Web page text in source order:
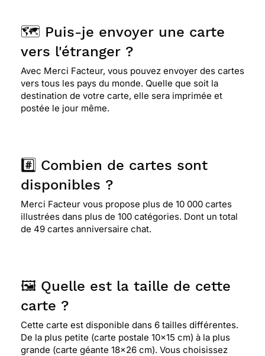
🗺️ Puis-je envoyer une carte
vers l'étranger ?
Avec Merci Facteur, vous pouvez envoyer des cartes
vers tous les pays du monde. Quelle que soit la
destination de votre carte, elle sera imprimée et
postée le jour même.
#️⃣ Combien de cartes sont
disponibles ?
Merci Facteur vous propose plus de 10 000 cartes
illustrées dans plus de 100 catégories. Dont un total
de 49 cartes anniversaire chat.
🖼️ Quelle est la taille de cette
carte ?
Cette carte est disponible dans 6 tailles différentes.
De la plus petite (carte postale 10x15 cm) à la plus
grande (carte géante 18x26 cm). Vous choisissez